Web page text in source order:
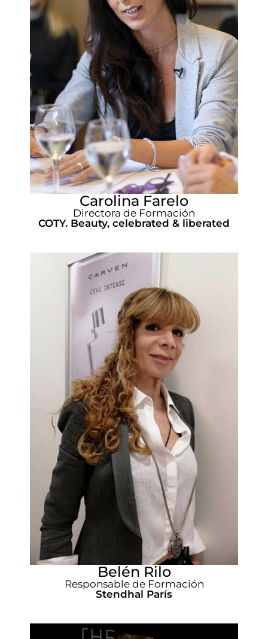
Carolina Farelo
Directora de Formación
COTY. Beauty, celebrated & liberated
Belén Rilo
Responsable de Formación
Stendhal París